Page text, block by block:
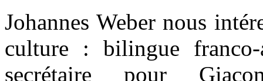
Johannes Weber nous
culture : bilingue
secrétaire pour